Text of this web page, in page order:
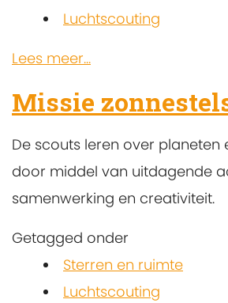
Luchtscouting
Lees meer...
Missie
De scouts leren over planeten
door middel van uitdagende
samenwerking en creativiteit.
Getagged onder
Sterren en ruimte
Luchtscouting